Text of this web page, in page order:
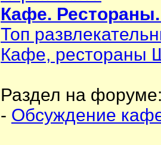
Кафе.
Топ
Кафе, рестораны
Раздел на
- Обсуждение